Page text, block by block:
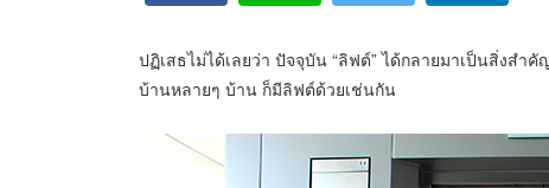
ปฏิเสธไม่ได้เลยว่า ปัจจุบัน “ลิฟต์” ได้กลายมาเป็นสิ่งสำ
บ้านหลายๆ บ้าน ก็มีลิฟต์ด้วยเช่นกัน